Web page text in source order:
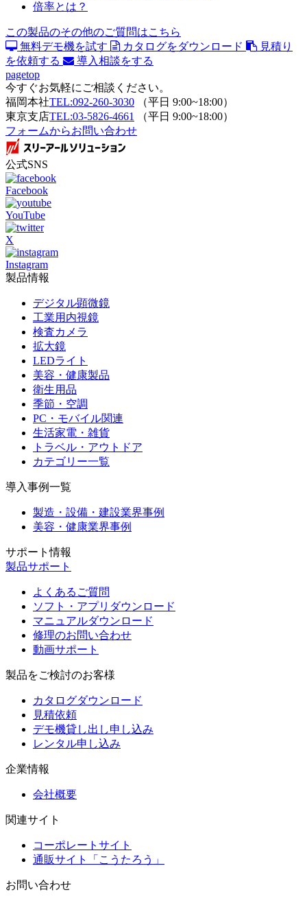
倍率とは？
この製品のその他のご質問はこちら
無料デモ機を試す
カタログをダウンロード
見積り
を依頼する
導入相談をする
pagetop
今すぐお気軽にご相談ください。
福岡本社TEL:092-260-3030 （平日 9:00~18:00）
東京支店TEL:03-5826-4661
（平日 9:00~18:00）
フォームからお問い合わせ
公式SNS
Facebook
YouTube
X
Instagram
製品情報
デジタル顕微鏡
工業用内視鏡
検査カメラ
拡大鏡
LEDライト
美容・健康製品
衛生用品
季節・空調
PC・モバイル関連
生活家電・雑貨
トラベル・アウトドア
カテゴリー一覧
導入事例一覧
製造・設備・建設業界事例
美容・健康業界事例
サポート情報
製品サポート
よくあるご質問
ソフト・アプリダウンロード
マニュアルダウンロード
修理のお問い合わせ
動画サポート
製品をご検討のお客様
カタログダウンロード
見積依頼
デモ機貸し出し申し込み
レンタル申し込み
企業情報
会社概要
関連サイト
コーポレートサイト
通販サイト「こうたろう」
お問い合わせ